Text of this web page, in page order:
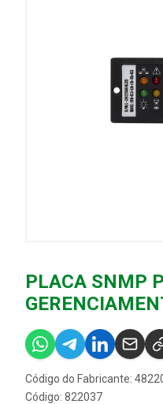
PLACA SNMP
Código do Fabricante:
Código: 822037